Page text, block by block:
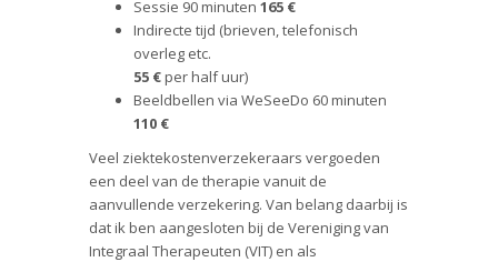
Sessie 90 minuten165 €
Indirecte tijd (brieven, telefonisch
overleg etc.
55 €per half uur)
Beeldbellen via WeSeeDo 60 minuten
110 €
Veel ziektekostenverzekeraars vergoeden
een deel van de therapie vanuit de
aanvullende verzekering. Van belang daarbij is
dat ik ben aangesloten bij de Vereniging van
Integraal Therapeuten (VIT) en als